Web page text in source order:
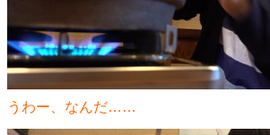
うわー、なんだ……